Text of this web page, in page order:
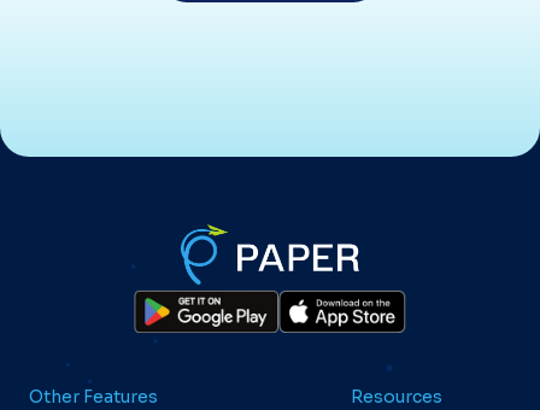
Other Features Resources